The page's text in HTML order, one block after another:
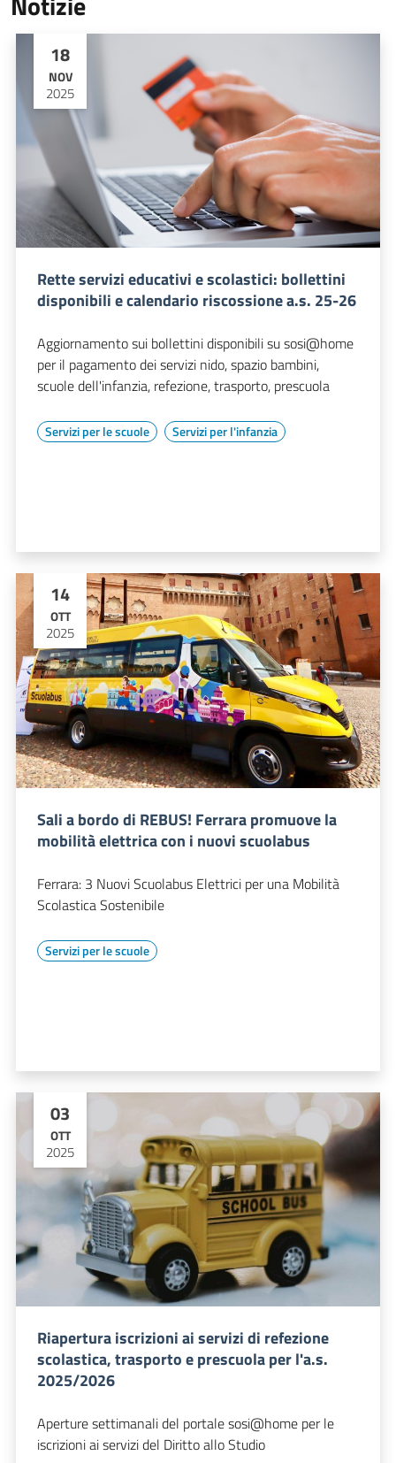
18
NOV
2025
Rette servizi educativi e scolastici: bollettini
disponibili e calendario riscossione a.s. 25-26
Aggiornamento sui bollettini disponibili su sosi@home
per il pagamento dei servizi nido, spazio bambini,
scuole dell'infanzia, refezione, trasporto, prescuola
Servizi per le scuole Servizi per l'infanzia
14
OTT
2025
Sali a bordo di REBUS! Ferrara promuove la
mobilità elettrica con i nuovi scuolabus
Ferrara: 3 Nuovi Scuolabus Elettrici per una Mobilità
Scolastica Sostenibile
Servizi per le scuole
03
OTT
2025
Riapertura iscrizioni ai servizi di refezione
scolastica, trasporto e prescuola per l'a.s.
2025/2026
Aperture settimanali del portale sosi@home per le
iscrizioni ai servizi del Diritto allo Studio